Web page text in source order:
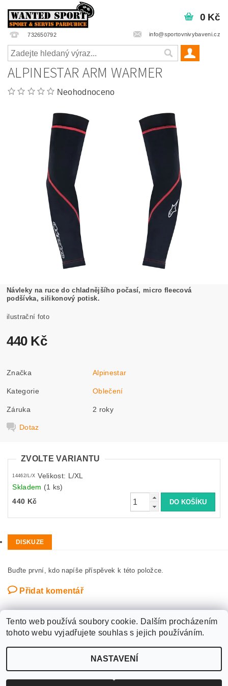
732650792 info@sportovnivybaveni.cz
0 Kč
ALPINESTAR ARM WARMER
Neohodnoceno
Návleky na ruce do chladnějšího počasí, micro fleecová
podšívka, silikonový potisk.
ilustrační foto
440 Kč
Značka Alpinestar
Kategorie Oblečení
Záruka 2 roky
Dotaz
ZVOLTE VARIANTU
14462/L/X Velikost: L/XL
Skladem (1 ks)
440 Kč
DISKUZE
Buďte první, kdo napíše příspěvek k této položce.
Přidat komentář
WANTED SPORT PARDUBICE , všechna práva vyhrazena
cookies
Tento web používá soubory cookie. Dalším procházením
tohoto webu vyjadřujete souhlas s jejich používáním.
NASTAVENÍ